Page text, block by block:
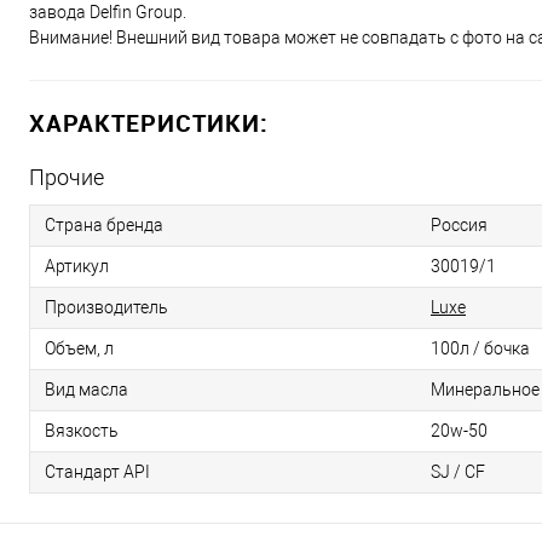
завода Delfin Group.
Внимание! Внешний вид товара может не совпадать с фото на
ХАРАКТЕРИСТИКИ:
Прочие
Страна бренда Россия
Артикул 30019/1
Производитель Luxe
Объем, л 100л / бочка
Вид масла Минеральное
Вязкость 20w-50
Стандарт API SJ / CF